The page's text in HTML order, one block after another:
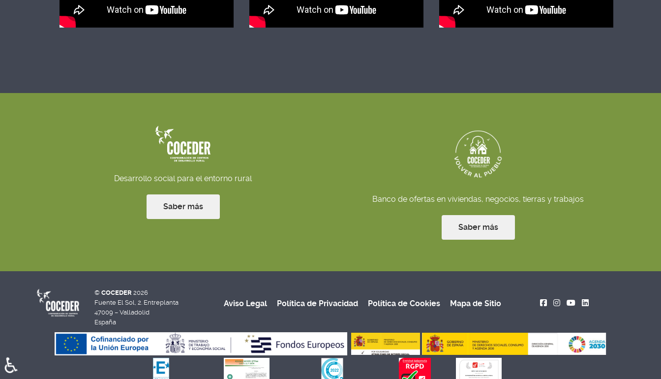
Desarrollo social para el entorno rural
Saber más
Banco de ofertas en viviendas, negocios, tierras y trabajos
Saber más
© COCEDER 2026
Fuente El Sol, 2. Entreplanta
47009 – Valladolid
España
Aviso Legal Política de Privacidad Política de Cookies Mapa de Sitio